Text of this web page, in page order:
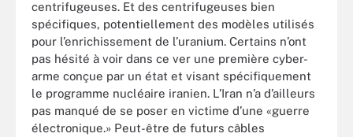
centrifugeuses. Et des centrifugeuses bien
spécifiques, potentiellement des modèles utilisés
pour l’enrichissement de l’uranium. Certains n’ont
pas hésité à voir dans ce ver une première cyber-
arme conçue par un état et visant spécifiquement
le programme nucléaire iranien. L’Iran n’a d’ailleurs
pas manqué de se poser en victime d’une «guerre
électronique.» Peut-être de futurs câbles